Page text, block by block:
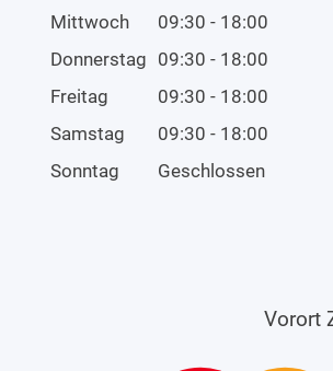
Mittwoch
09:30 - 18:00
Donnerstag 09:30 - 18:00
Freitag
09:30 - 18:00
Samstag
09:30 - 18:00
Sonntag
Geschlossen
Vorort